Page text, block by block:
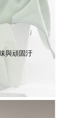
與頑固汙